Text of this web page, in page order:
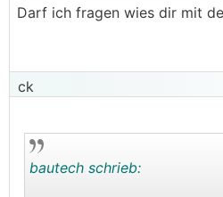
Darf ich fragen wies dir mit
ck
bautech schrieb: